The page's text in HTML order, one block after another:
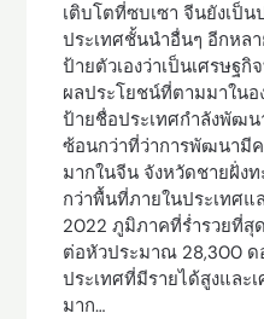
เติบโตที่ซบเซา จีนยังเป็
ประเทศชั้นนำอื่นๆ อีกหล
ป้ายตัวเองว่าเป็นเศรษฐ
ผลประโยชน์ที่ตามมาในอ
ป้ายชื่อประเทศกำลังพัฒ
ซ้อนกว่าที่ว่าการพัฒนามี
มากในจีน จังหวัดชายฝั่ง
กว่าพื้นที่ภายในประเทศแ
2022 ภูมิภาคที่ร่ำรวยที่สุ
ต่อหัวประมาณ 28,300 ด
ประเทศที่มีรายได้สูงแล
มาก…